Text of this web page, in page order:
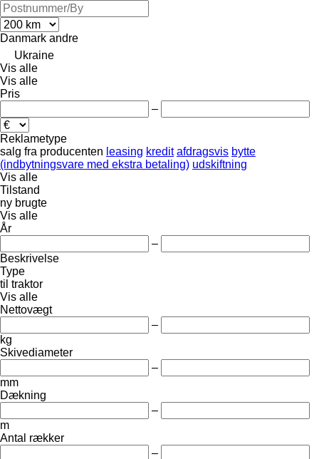
Danmark andre
Ukraine
Vis alle
Vis alle
Pris
–
Reklametype
salg fra producenten leasing kredit afdragsvis bytte
(indbytningsvare med ekstra betaling) udskiftning
Vis alle
Tilstand
ny brugte
Vis alle
År
–
Beskrivelse
Type
til traktor
Vis alle
Nettovægt
–
kg
Skivediameter
–
mm
Dækning
–
m
Antal rækker
–